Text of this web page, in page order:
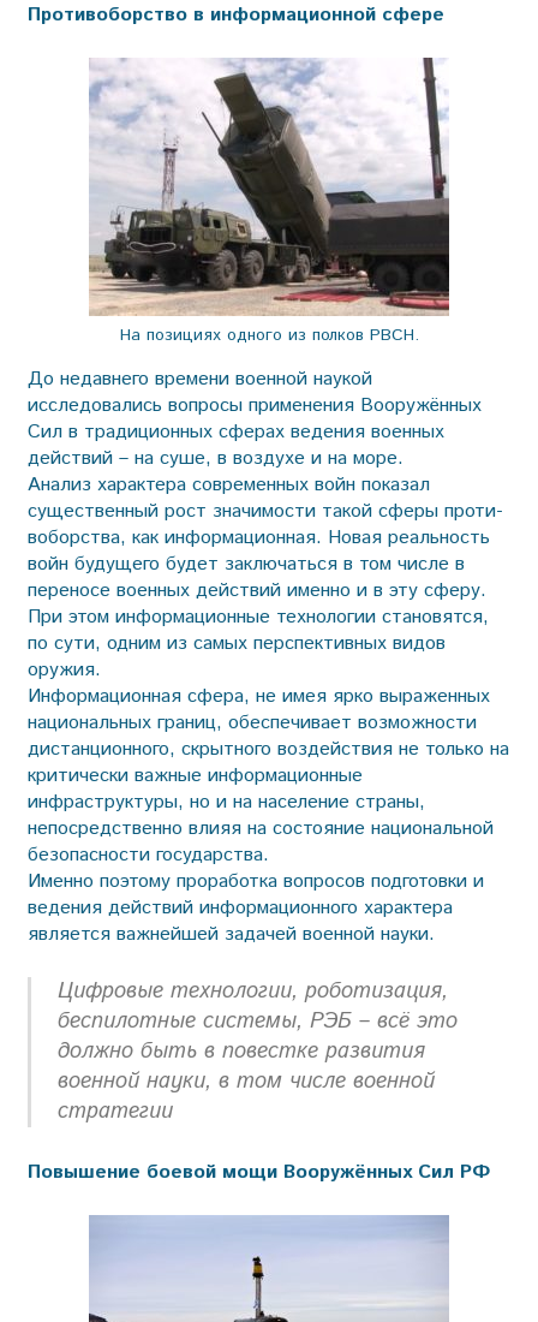
Противоборство в информационной сфере
На позициях одного из полков РВСН.
До недавнего времени военной наукой
исследовались вопросы применения Вооружённых
Сил в традиционных сферах ведения военных
действий – на суше, в воздухе и на море.
Анализ характера современных войн показал
существенный рост значимости такой сферы проти­
воборства, как информационная. Новая реальность
войн будущего будет заключаться в том числе в
переносе военных действий именно и в эту сферу.
При этом информационные технологии становятся,
по сути, одним из самых перспективных видов
оружия.
Информационная сфера, не имея ярко выраженных
национальных границ, обеспечивает воз­можности
дистанционного, скрытного воздействия не только на
критически важные информационные
инфраструктуры, но и на население страны,
непосредственно влияя на состояние национальной
безопасности государства.
Именно поэтому проработка вопросов подготовки и
ведения действий информационного характера
является важнейшей задачей военной науки.
Цифровые технологии, роботизация,
беспилотные системы, РЭБ – всё это
должно быть в повестке развития
военной науки, в том числе военной
стратегии
Повышение боевой мощи Вооружённых Сил РФ